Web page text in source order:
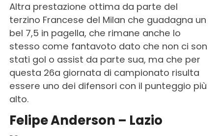
Altra prestazione ottima da parte del
terzino Francese del Milan che guadagna un
bel 7,5 in pagella, che rimane anche lo
stesso come fantavoto dato che non ci son
stati gol o assist da parte sua, ma che per
questa 26a giornata di campionato risulta
essere uno dei difensori con il punteggio più
alto.
Felipe Anderson – Lazio